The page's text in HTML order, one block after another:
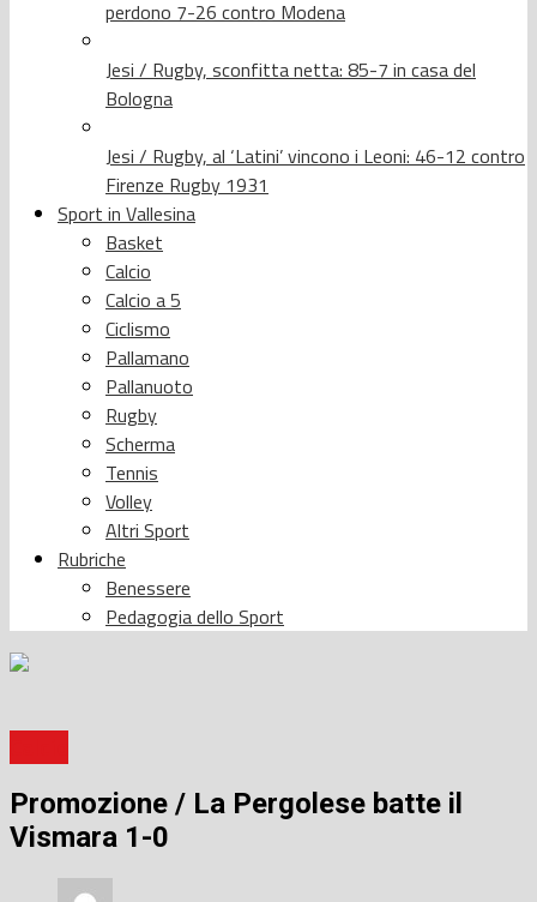
perdono 7-26 contro Modena
Jesi / Rugby, sconfitta netta: 85-7 in casa del
Bologna
Jesi / Rugby, al ‘Latini’ vincono i Leoni: 46-12 contro
Firenze Rugby 1931
Sport in Vallesina
Basket
Calcio
Calcio a 5
Ciclismo
Pallamano
Pallanuoto
Rugby
Scherma
Tennis
Volley
Altri Sport
Rubriche
Benessere
Pedagogia dello Sport
Promozione / La Pergolese batte il
Vismara 1-0